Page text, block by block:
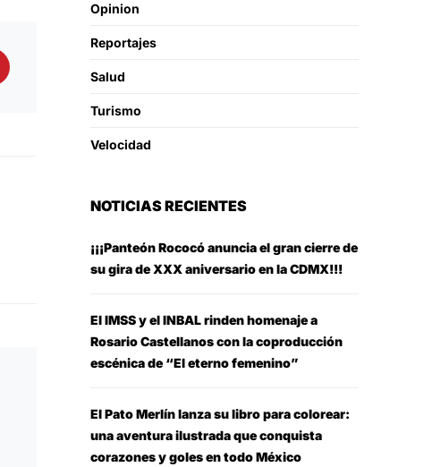
Opinion
Reportajes
Salud
Turismo
Velocidad
NOTICIAS RECIENTES
¡¡¡Panteón Rococó anuncia el gran cierre de
su gira de XXX aniversario en la CDMX!!!
El IMSS y el INBAL rinden homenaje a
Rosario Castellanos con la coproducción
escénica de “El eterno femenino”
El Pato Merlín lanza su libro para colorear:
una aventura ilustrada que conquista
corazones y goles en todo México